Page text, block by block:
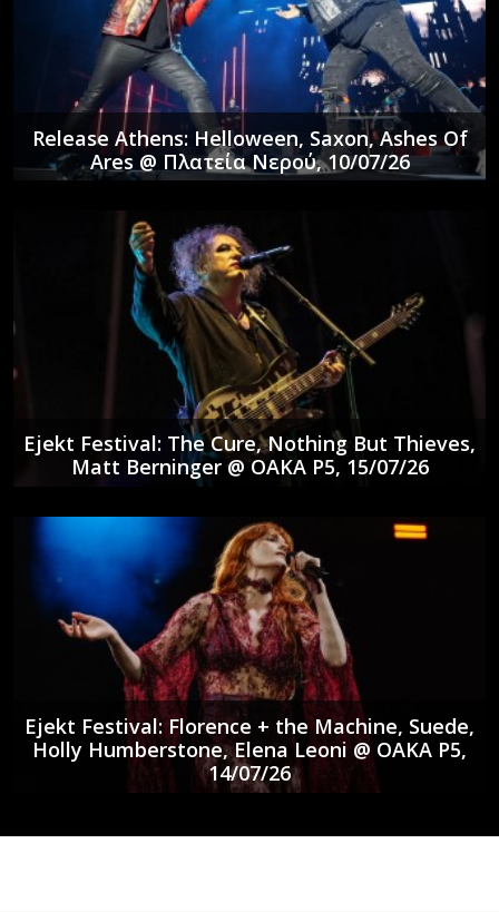
Release Athens: Helloween, Saxon, Ashes Of
Ares @ Πλατεία Νερού, 10/07/26
Ejekt Festival: The Cure, Nothing But Thieves,
Matt Berninger @ ΟΑΚΑ P5, 15/07/26
Ejekt Festival: Florence + the Machine, Suede,
Holly Humberstone, Elena Leoni @ ΟΑΚΑ P5,
14/07/26